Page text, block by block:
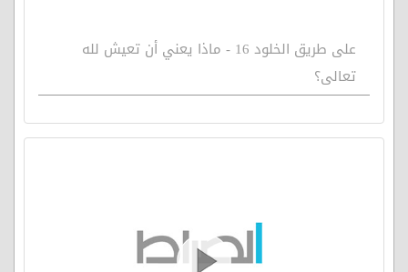
على طريق الخلود 16 - ماذا يعني أن تعيش لله
تعالى؟